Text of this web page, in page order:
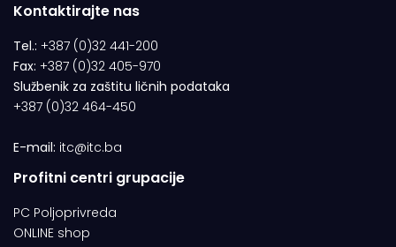
Kontaktirajte nas
Tel.: +387 (0)32 441-200
Fax: +387 (0)32 405-970
Službenik za zaštitu ličnih podataka
+387 (0)32 464-450
E-mail: itc@itc.ba
Profitni centri grupacije
PC Poljoprivreda
ONLINE shop